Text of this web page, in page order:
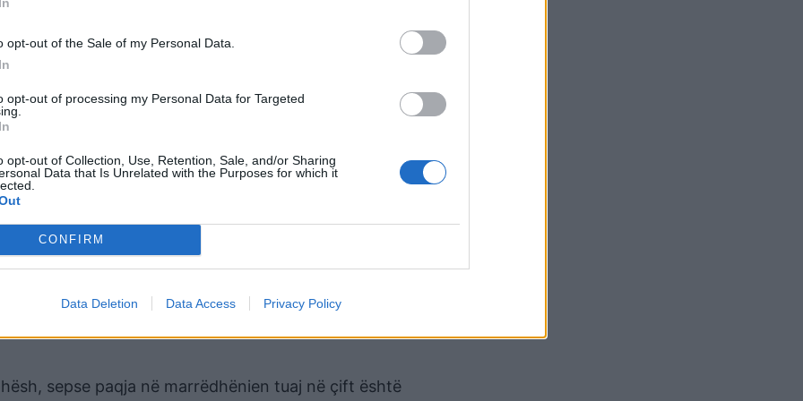
opt-out of the Sale of my Personal Data.
opt-out of processing my Personal Data for Targeted
opt-out of Collection, Use, Retention, Sale, and/or Sharing
Data that Is Unrelated with the Purposes for which it
CONFIRM
Data Deletion Data Access Privacy Policy
nga koha juaj e lirë, ndaj mos ngurroni gjatë, por jepuni
dot të realizojnë takimet që kanë ëndërruar. Në planin
përballoni çmimin e të qenët i paguximshëm. Jeta është
Beqarët do kenë plot mundësi për njohje dhe takime. Në
disa gjëra që ju kanë ndihmuar të ruani paqen me
ajo që egoja ju udhëzon, por ndonjëherë gjërat janë
që synojnë. Kujdes me shpenzimet.
sepse paqja në marrëdhënien tuaj në çift është